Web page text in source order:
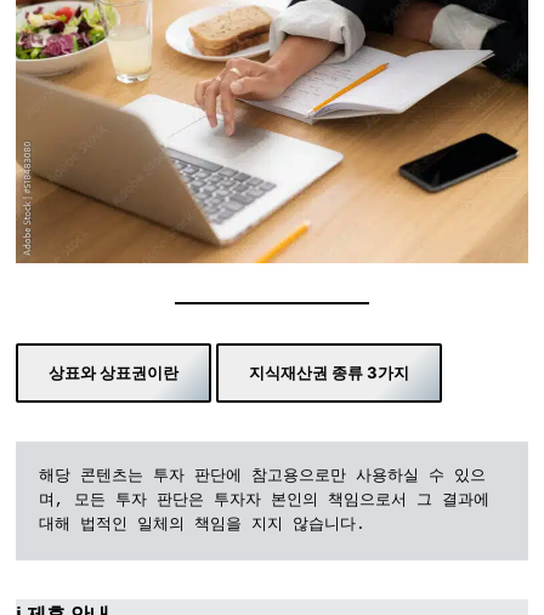
상표와 상표권이란 지식재산권 종류 3가지
해당 콘텐츠는 투자 판단에 참고용으로만 사용하실 수 있으
며, 모든 투자 판단은 투자자 본인의 책임으로서 그 결과에
대해 법적인 일체의 책임을 지지 않습니다.